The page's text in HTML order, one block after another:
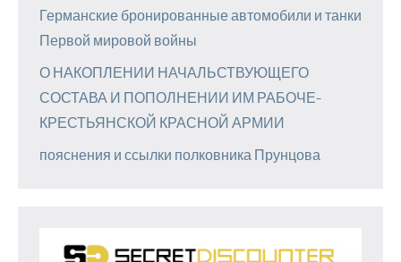
Германские бронированные автомобили и танки
Первой мировой войны
О НАКОПЛЕНИИ НАЧАЛЬСТВУЮЩЕГО
СОСТАВА И ПОПОЛНЕНИИ ИМ РАБОЧЕ-
КРЕСТЬЯНСКОЙ КРАСНОЙ АРМИИ
пояснения и ссылки полковника Прунцова